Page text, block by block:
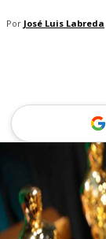
Por José Luis Labreda